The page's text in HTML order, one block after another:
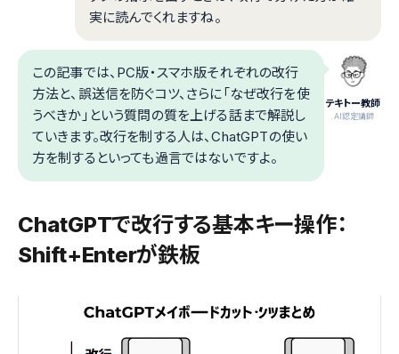
実に読んでくれますね。
テキトー教師
.AI認定講師
この記事では、PC版・スマホ版それぞれの改行
方法と、誤送信を防ぐコツ、さらに「なぜ改行を使
うべきか」という質問の質を上げる話まで解説し
ていきます。改行を制する人は、ChatGPTの使い
方を制するといっても過言ではないですよ。
ChatGPTで改行する基本キー操作：
Shift+Enterが鉄板